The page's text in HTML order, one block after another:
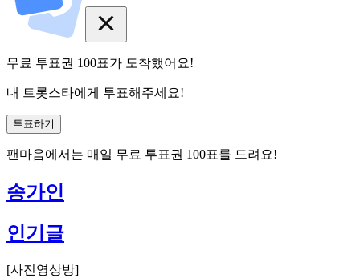
무료 투표권 100표가 도착했어요!
내 트롯스타에게 투표해주세요!
투표하기
팬마음에서는 매일 무료 투표권 100표를 드려요!
송가인
인기글
[사진영상방]